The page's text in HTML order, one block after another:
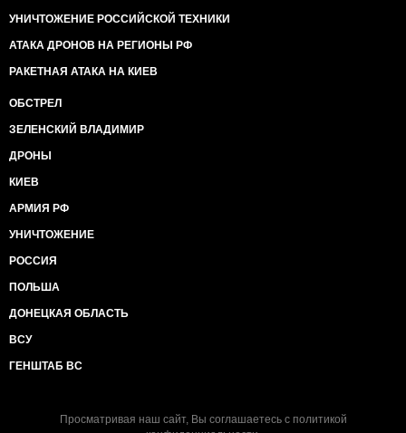
УНИЧТОЖЕНИЕ РОССИЙСКОЙ ТЕХНИКИ
АТАКА ДРОНОВ НА РЕГИОНЫ РФ
РАКЕТНАЯ АТАКА НА КИЕВ
ОБСТРЕЛ
ЗЕЛЕНСКИЙ ВЛАДИМИР
ДРОНЫ
КИЕВ
АРМИЯ РФ
УНИЧТОЖЕНИЕ
РОССИЯ
ПОЛЬША
ДОНЕЦКАЯ ОБЛАСТЬ
ВСУ
ГЕНШТАБ ВС
Просматривая наш сайт, Вы соглашаетесь с политикой